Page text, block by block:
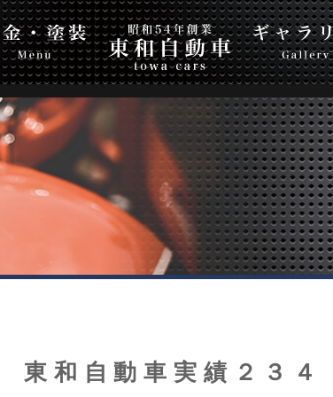
Top Page
ギャラリー 会社案内
東和自動車実績２３４